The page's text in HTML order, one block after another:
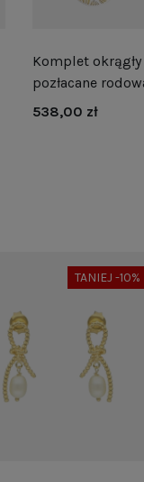
Komplet
pozłacane
538,00 zł
TANIEJ -10%